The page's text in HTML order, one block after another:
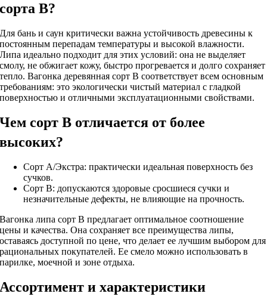
сорта В?
Для бань и саун критически важна устойчивость древесины к
постоянным перепадам температуры и высокой влажности.
Липа идеально подходит для этих условий: она не выделяет
смолу, не обжигает кожу, быстро прогревается и долго сохраняет
тепло. Вагонка деревянная сорт В соответствует всем основным
требованиям: это экологически чистый материал с гладкой
поверхностью и отличными эксплуатационными свойствами.
Чем сорт В отличается от более
высоких?
Сорт А/Экстра: практически идеальная поверхность без
сучков.
Сорт В: допускаются здоровые сросшиеся сучки и
незначительные дефекты, не влияющие на прочность.
Вагонка липа сорт В предлагает оптимальное соотношение
цены и качества. Она сохраняет все преимущества липы,
оставаясь доступной по цене, что делает ее лучшим выбором для
рациональных покупателей. Ее смело можно использовать в
парилке, моечной и зоне отдыха.
Ассортимент и характеристики